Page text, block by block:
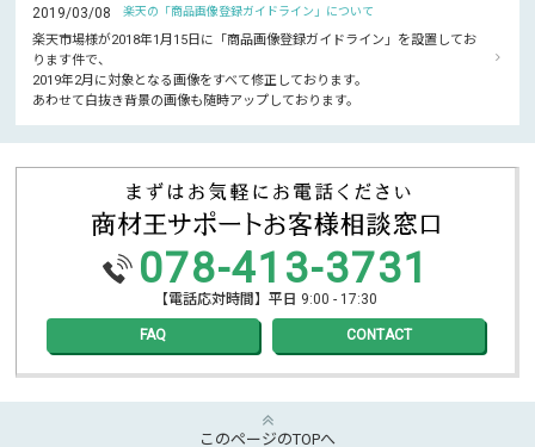
2019/03/08 楽天の「商品画像登録ガイドライン」について
楽天市場様が2018年1月15日に「商品画像登録ガイドライン」を設置してお
ります件で、
2019年2月に対象となる画像をすべて修正しております。
あわせて白抜き背景の画像も随時アップしております。
078-413-3731
【電話応対時間】平日 9:00 - 17:30
FAQ CONTACT
このページのTOPへ